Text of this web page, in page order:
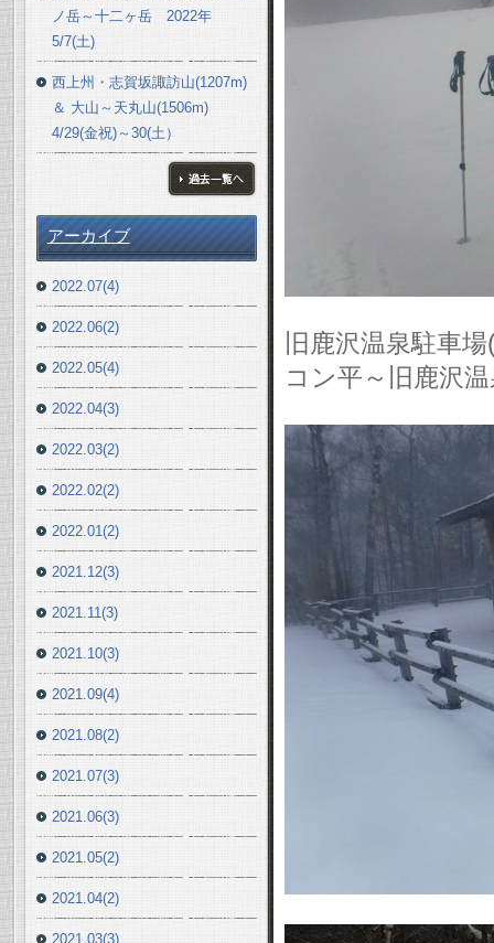
旧鹿沢温泉駐車
コン平～旧鹿沢
ノ岳～十二ヶ岳 2022年
5/7(土)
西上州・志賀坂諏訪山(1207m)
＆ 大山～天丸山(1506m)
4/29(金祝)～30(土）
アーカイブ
2022.07(4)
2022.06(2)
2022.05(4)
2022.04(3)
2022.03(2)
2022.02(2)
2022.01(2)
2021.12(3)
2021.11(3)
2021.10(3)
2021.09(4)
2021.08(2)
2021.07(3)
2021.06(3)
2021.05(2)
2021.04(2)
2021.03(3)